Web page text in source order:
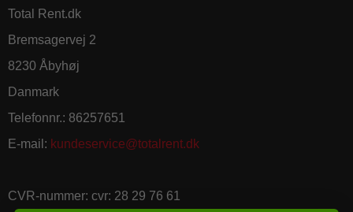
Total Rent.dk
Bremsagervej 2
8230 Åbyhøj
Danmark
Telefonnr.: 86257651
E-mail : kundeservice@totalrent.dk
CVR-nummer: cvr: 28 29 76 61